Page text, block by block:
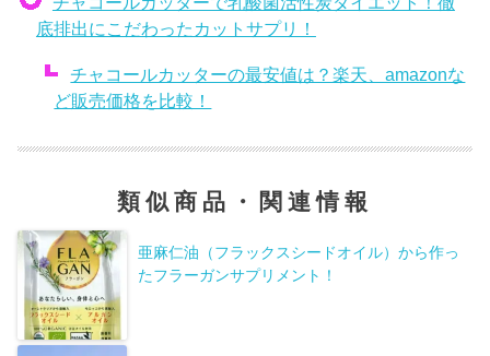
底排出にこだわったカットサプリ！
チャコールカッターの最安値は？楽天、amazonな
ど販売価格を比較！
類似商品・関連情報
亜麻仁油（フラックスシードオイル）から作っ
たフラーガンサプリメント！